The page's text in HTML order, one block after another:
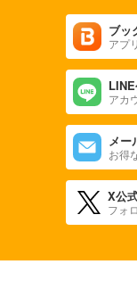
ブッ
アプ
アカ
メー
お得
X公
フォ